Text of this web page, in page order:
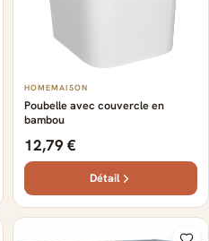
HOMEMAISON
Poubelle avec couvercle en
bambou
12,79 €
Détail